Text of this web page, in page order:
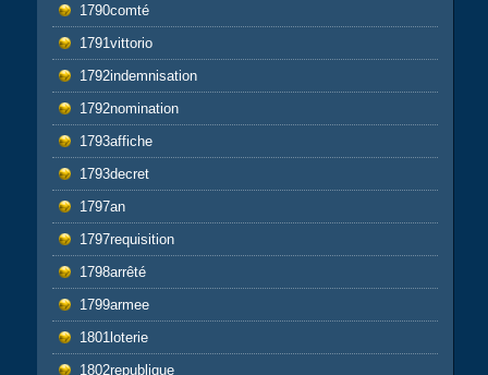
1790comté
1791vittorio
1792indemnisation
1792nomination
1793affiche
1793decret
1797an
1797requisition
1798arrêté
1799armee
1801loterie
1802republique